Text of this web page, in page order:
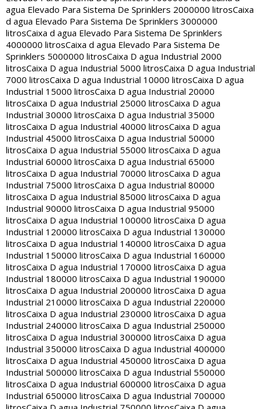
agua Elevado Para Sistema De Sprinklers 2000000 litrosCaixa
d agua Elevado Para Sistema De Sprinklers 3000000
litrosCaixa d agua Elevado Para Sistema De Sprinklers
4000000 litrosCaixa d agua Elevado Para Sistema De
Sprinklers 5000000 litrosCaixa D agua Industrial 2000
litrosCaixa D agua Industrial 5000 litrosCaixa D agua Industrial
7000 litrosCaixa D agua Industrial 10000 litrosCaixa D agua
Industrial 15000 litrosCaixa D agua Industrial 20000
litrosCaixa D agua Industrial 25000 litrosCaixa D agua
Industrial 30000 litrosCaixa D agua Industrial 35000
litrosCaixa D agua Industrial 40000 litrosCaixa D agua
Industrial 45000 litrosCaixa D agua Industrial 50000
litrosCaixa D agua Industrial 55000 litrosCaixa D agua
Industrial 60000 litrosCaixa D agua Industrial 65000
litrosCaixa D agua Industrial 70000 litrosCaixa D agua
Industrial 75000 litrosCaixa D agua Industrial 80000
litrosCaixa D agua Industrial 85000 litrosCaixa D agua
Industrial 90000 litrosCaixa D agua Industrial 95000
litrosCaixa D agua Industrial 100000 litrosCaixa D agua
Industrial 120000 litrosCaixa D agua Industrial 130000
litrosCaixa D agua Industrial 140000 litrosCaixa D agua
Industrial 150000 litrosCaixa D agua Industrial 160000
litrosCaixa D agua Industrial 170000 litrosCaixa D agua
Industrial 180000 litrosCaixa D agua Industrial 190000
litrosCaixa D agua Industrial 200000 litrosCaixa D agua
Industrial 210000 litrosCaixa D agua Industrial 220000
litrosCaixa D agua Industrial 230000 litrosCaixa D agua
Industrial 240000 litrosCaixa D agua Industrial 250000
litrosCaixa D agua Industrial 300000 litrosCaixa D agua
Industrial 350000 litrosCaixa D agua Industrial 400000
litrosCaixa D agua Industrial 450000 litrosCaixa D agua
Industrial 500000 litrosCaixa D agua Industrial 550000
litrosCaixa D agua Industrial 600000 litrosCaixa D agua
Industrial 650000 litrosCaixa D agua Industrial 700000